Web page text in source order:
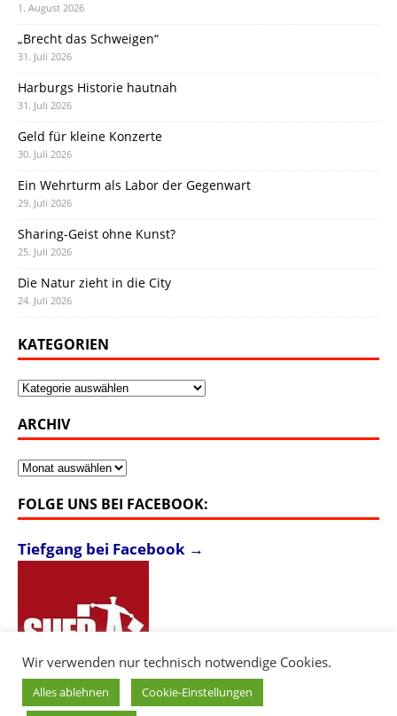
1. August 2026
„Brecht das Schweigen“
31. Juli 2026
Harburgs Historie hautnah
31. Juli 2026
Geld für kleine Konzerte
30. Juli 2026
Ein Wehrturm als Labor der Gegenwart
29. Juli 2026
Sharing-Geist ohne Kunst?
25. Juli 2026
Die Natur zieht in die City
24. Juli 2026
KATEGORIEN
Kategorien
ARCHIV
Archiv
FOLGE UNS BEI FACEBOOK:
Tiefgang bei Facebook →
Wir verwenden nur technisch notwendige Cookies.
Alles ablehnen Cookie-Einstellungen